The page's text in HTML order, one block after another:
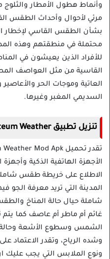
وأنماط هطول الأمطار
مرئي لأحوال وأحداث الطقس
بشأن الطقس القاسي لإخطار
محتملة في منطقتهم وهذه
للأفراد الذين يعيشون في
القاسية من مثل العواصف
العاتية وموجات الحر
السديمي المغبر وغيرها.
تنزيل تطبيق Meteum Weather مهكر
الأجهزة الهاتفية الذكية
الاطلاع على خريطة طقس
المدينة التي تريد معرفة الجو
شاملة حيال حالة المناخ
غائم أم ماطر أم عاصف كما
الشمس وسطوع الأشعة وحالة
وشده الرياح، وتقدر الاعتماد
ونوع الملابس التي يجب عليك